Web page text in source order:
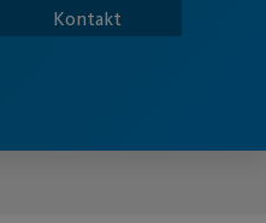
Kontakt